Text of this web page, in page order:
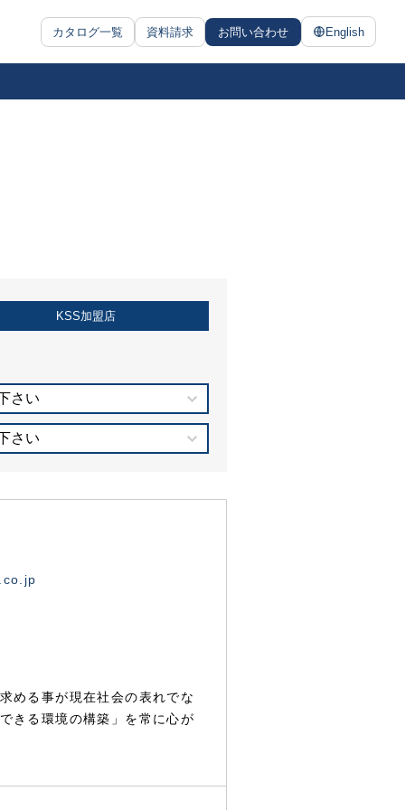
カタログ一覧 資料請求 お問い合わせ English
KSS加盟店
さい
さい
める事が現在社会の表れでな
きる環境の構築」を常に心が